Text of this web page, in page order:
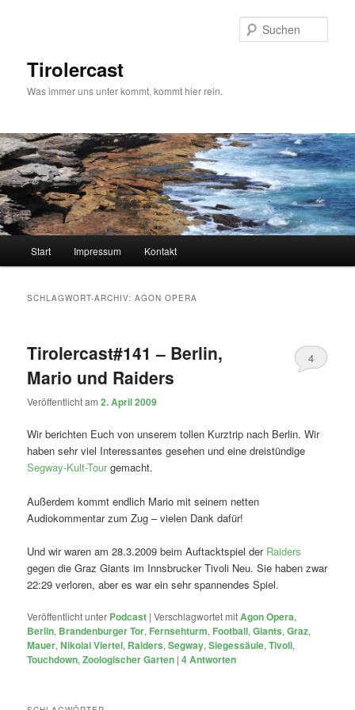
Tirolercast
Was immer uns unter kommt, kommt hier rein.
Start Impressum Kontakt
SCHLAGWORT-ARCHIV:AGON OPERA
Tirolercast#141 – Berlin,
Mario und Raiders
Veröffentlicht am2. April 2009
4
Wir berichten Euch von unserem tollen Kurztrip nach Berlin. Wir
haben sehr viel Interessantes gesehen und eine dreistündige
Segway-Kult-Tourgemacht.
Außerdem kommt endlich Mario mit seinem netten
Audiokommentar zum Zug – vielen Dank dafür!
Und wir waren am 28.3.2009 beim Auftacktspiel der Raiders
gegen die Graz Giants im Innsbrucker Tivoli Neu. Sie haben zwar
22:29 verloren, aber es war ein sehr spannendes Spiel.
Veröffentlicht unter Podcast |Verschlagwortet mitAgon Opera,
Berlin, Brandenburger Tor, Fernsehturm, Football,Giants,Graz,
Mauer,Nikolai Viertel, Raiders,Segway,Siegessäule,Tivoli,
Touchdown,Zoologischer Garten |4Antworten